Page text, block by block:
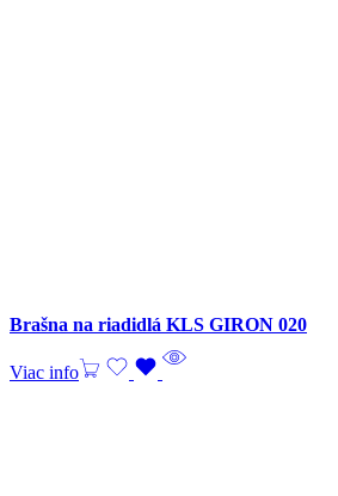
Brašna na riadidlá KLS GIRON 020
Viac info